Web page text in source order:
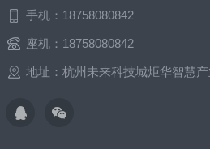
手机：18758080842
座机：18758080842
地址：杭州未来科技城炬华智慧